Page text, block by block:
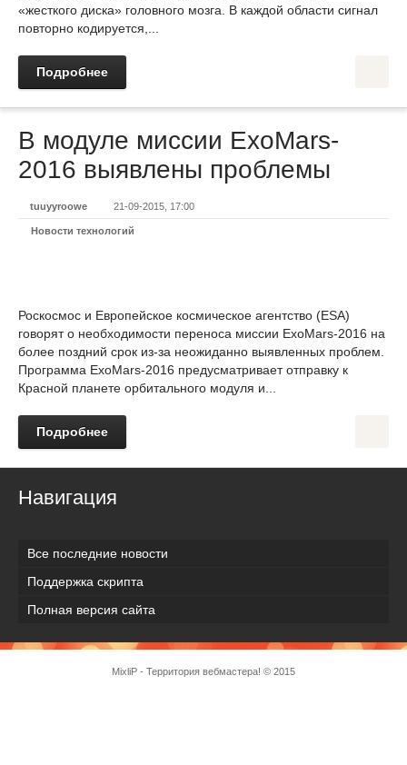
«жесткого диска» головного мозга. В каждой области сигнал
повторно кодируется,...
Подробнее
В модуле миссии ExoMars-
2016 выявлены проблемы
tuuyyroowe 21-09-2015, 17:00
Новости технологий
Роскосмос и Европейское космическое агентство (ESA)
говорят о необходимости переноса миссии ExoMars-2016 на
более поздний срок из-за неожиданно выявленных проблем.
Программа ExoMars-2016 предусматривает отправку к
Красной планете орбитального модуля и...
Подробнее
Навигация
Все последние новости
Поддержка скрипта
Полная версия сайта
MixliP - Территория вебмастера! © 2015